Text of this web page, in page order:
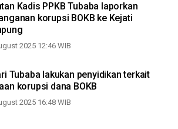
Kadis PPKB Tubaba laporkan
korupsi BOKB ke Kejati
2025 12:46 WIB
Tubaba lakukan penyidikan terkait
korupsi dana BOKB
2025 16:48 WIB